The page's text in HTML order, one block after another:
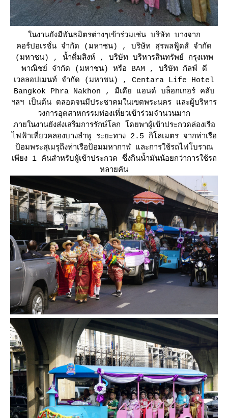
นงานยังมีพันธมิตรต่างๆเข้าร่วมเช่น บริษัท บางจาก
คอร์ปอเรชั่น จำกัด (มหาชน) , บริษัท สุรพลฟู้ดส์ จำกัด
(มหาชน) , น้ำดื่มสิงห์ , บริษัท บริหารสินทรัพย์ กรุงเทพ
พาณิชย์ จำกัด (มหาชน) หรือ BAM , บริษัท กัลฟ์ ดี
เวลลอปเมนท์ จำกัด (มหาชน) , Centara Life Hotel
Bangkok Phra Nakhon , มีเดีย แอนด์ บล็อกเกอร์ คลับ
ฯลฯ เป็นต้น ตลอดจนมีประชาคมในเขตพระนคร และผู้บริหาร
วงการอุตสาหกรรมท่องเที่ยวเข้าร่วมจำนวนมาก
ภายในงานยังส่งเสริมการรักษ์โลก โดยพาผู้เข้าประกวดล่องเรือ
ไฟฟ้าเที่ยวคลองบางลำพู ระยะทาง 2.5 กิโลเมตร จากท่าเรือ
ป้อมพระสุเมรุถึงท่าเรือป้อมมหากาฬ และการใช้รถไฟโบราณ
เพียง 1 คันสำหรับผู้เข้าประกวด ซึ่งกินน้ำมันน้อยกว่าการใช้รถ
หลายคัน